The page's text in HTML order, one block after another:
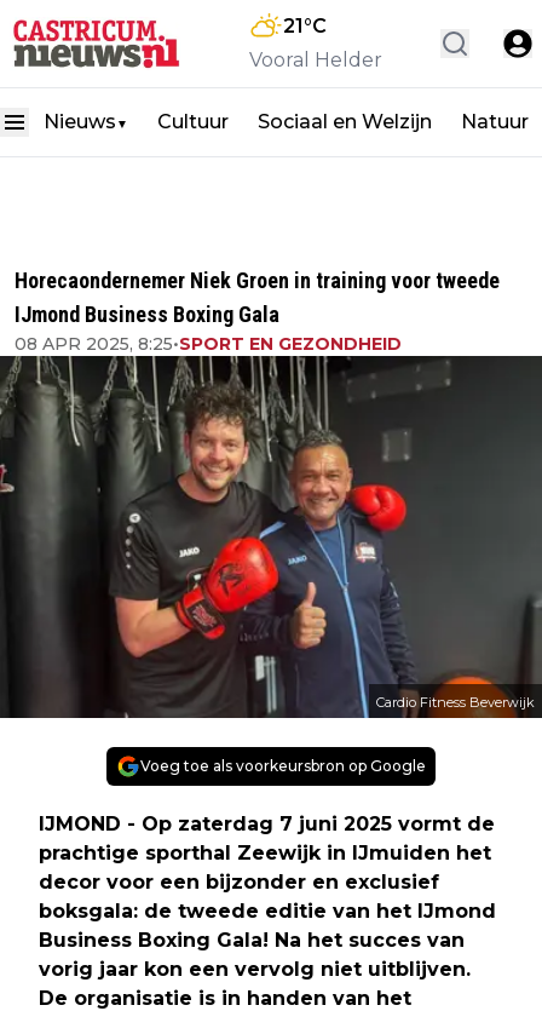
21°C
Vooral Helder
Nieuws ▼ Cultuur Sociaal en Welzijn Natuur
Horecaondernemer Niek Groen in training voor tweede
IJmond Business Boxing Gala
08 APR 2025, 8:25•SPORT EN GEZONDHEID
Cardio Fitness Beverwijk
Voeg toe als voorkeursbron op Google
IJMOND - Op zaterdag 7 juni 2025 vormt de
prachtige sporthal Zeewijk in IJmuiden het
decor voor een bijzonder en exclusief
boksgala: de tweede editie van het IJmond
Business Boxing Gala! Na het succes van
vorig jaar kon een vervolg niet uitblijven.
De organisatie is in handen van het